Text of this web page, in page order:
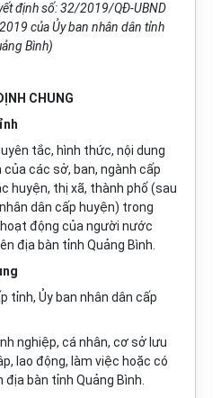
định số: 32/2019/QĐ-UBND
củaỦy ban nhân dân tỉnh
Bình)
CHUNG
tắc, hình thức, nội dung
các sở, ban, ngành cấp
huyện, thị xã, thành phố (sau
dân cấp huyện) trong
động của người nước
địa bàn tỉnh Quảng Bình.
tỉnh, Ủy ban nhân dân cấp
nghiệp, cá nhân, cơ sở lưu
lao động, làm việc hoặc có
địa bàn tỉnh Quảng Bình.